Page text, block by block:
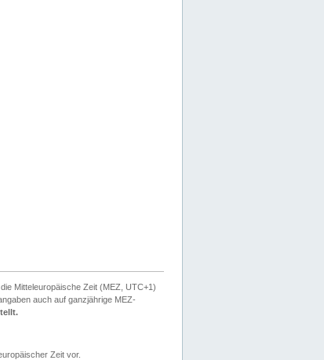
Mitteleuropäische Zeit (MEZ, UTC+1)
auch auf ganzjährige MEZ-
Zeit vor.